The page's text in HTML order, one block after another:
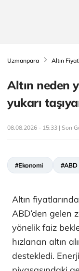
Uzmanpara Altın
Altın neden
yukarı
08.08.2026 - 15:33 | Son
#Ekonomi #ABD
Altın
ABD’den gelen
yönelik faiz
hızlanan altın
destekledi.